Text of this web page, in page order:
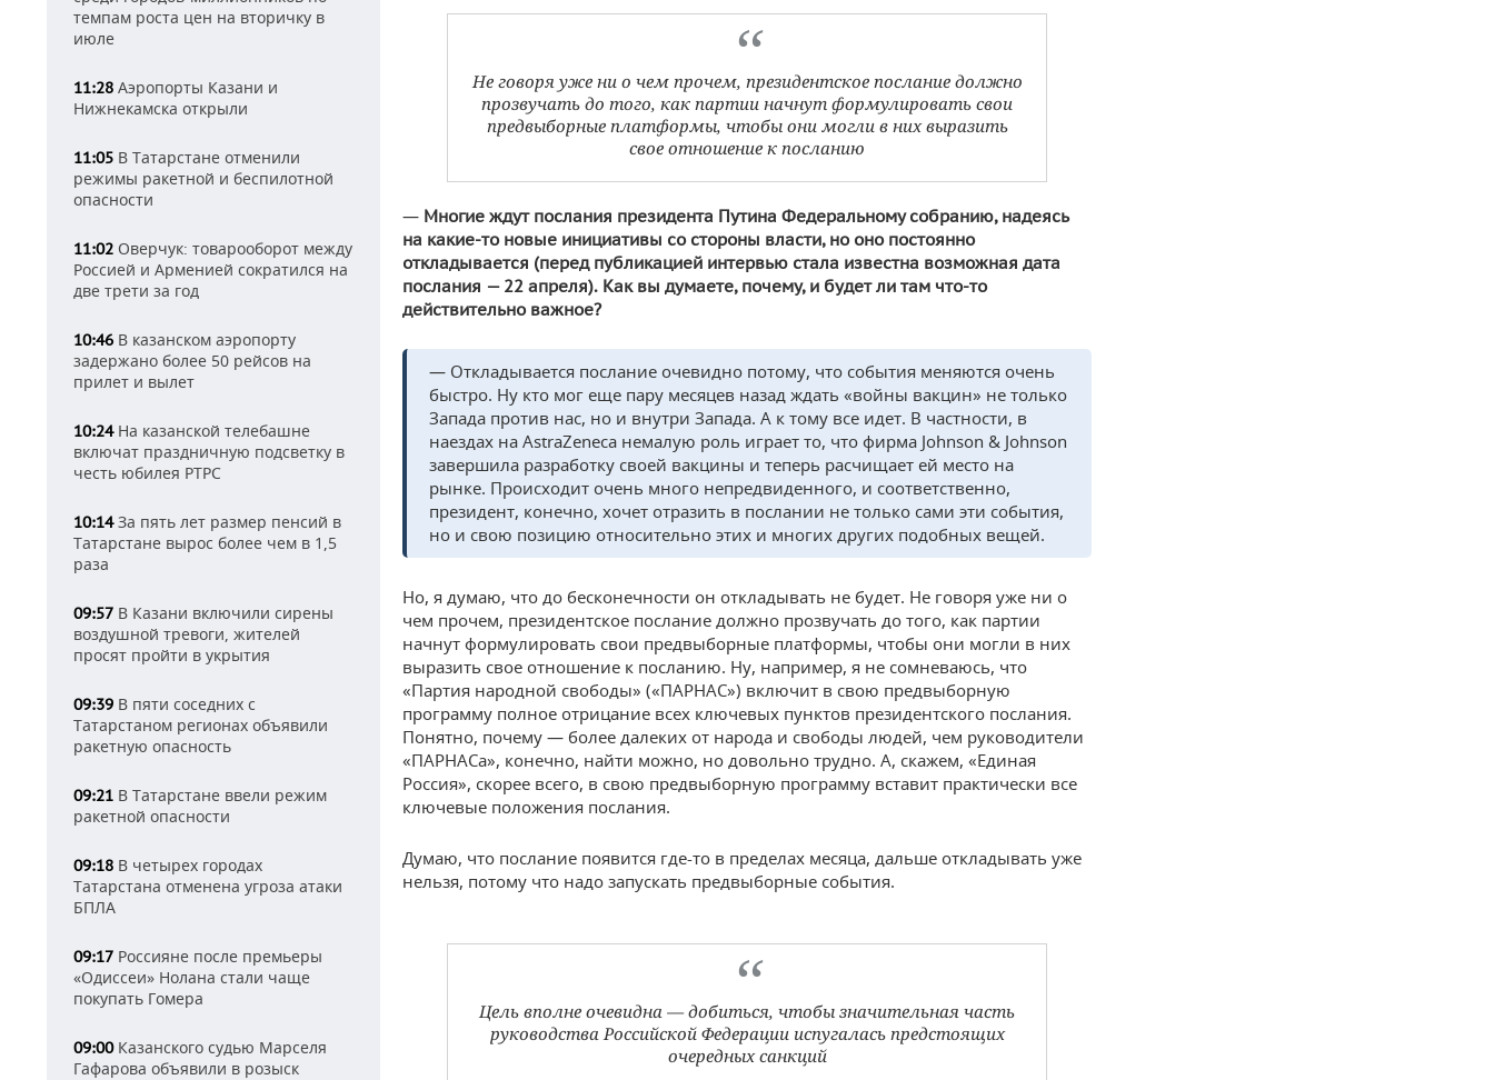
темпам роста цен на вторичку в
июле
11:28 Аэропорты Казани и
Нижнекамска открыли
11:05 В Татарстане отменили
режимы ракетной и беспилотной
опасности
11:02 Оверчук: товарооборот между
Россией и Арменией сократился на
две трети за год
10:46 В казанском аэропорту
задержано более 50 рейсов на
прилет и вылет
10:24На казанской телебашне
включат праздничную подсветку в
честь юбилея РТРС
10:14За пять лет размер пенсий в
Татарстане вырос более чем в 1,5
раза
09:57 В Казани включили сирены
воздушной тревоги, жителей
просят пройти в укрытия
09:39 В пяти соседних с
Татарстаном регионах объявили
ракетную опасность
09:21 В Татарстане ввели режим
ракетной опасности
09:18 В четырех городах
Татарстана отменена угроза атаки
БПЛА
09:17 Россияне после премьеры
«Одиссеи» Нолана стали чаще
покупать Гомера
09:00Казанского судью Марселя
Гафарова объявили в розыск
Не говоря уже ни о чем прочем, президентское послание должно
прозвучать до того, как партии начнут формулировать свои
предвыборные платформы, чтобы они могли в них выразить
свое отношение к посланию
— Многие ждут послания президента Путина Федеральному собранию, надеясь
на какие-то новые инициативы со стороны власти, но оно постоянно
откладывается (перед публикацией интервью стала известна возможная дата
послания — 22 апреля). Как вы думаете, почему, и будет ли там что-то
действительно важное?
— Откладывается послание очевидно потому, что события меняются очень
быстро. Ну кто мог еще пару месяцев назад ждать «войны вакцин» не только
Запада против нас, но и внутри Запада. А к тому все идет. В частности, в
наездах на AstraZeneca немалую роль играет то, что фирма Johnson & Johnson
завершила разработку своей вакцины и теперь расчищает ей место на
рынке. Происходит очень много непредвиденного, и соответственно,
президент, конечно, хочет отразить в послании не только сами эти события,
но и свою позицию относительно этих и многих других подобных вещей.
Но, я думаю, что до бесконечности он откладывать не будет. Не говоря уже ни о
чем прочем, президентское послание должно прозвучать до того, как партии
начнут формулировать свои предвыборные платформы, чтобы они могли в них
выразить свое отношение к посланию. Ну, например, я не сомневаюсь, что
«Партия народной свободы» («ПАРНАС») включит в свою предвыборную
программу полное отрицание всех ключевых пунктов президентского послания.
Понятно, почему — более далеких от народа и свободы людей, чем руководители
«ПАРНАСа», конечно, найти можно, но довольно трудно. А, скажем, «Единая
Россия», скорее всего, в свою предвыборную программу вставит практически все
ключевые положения послания.
Думаю, что послание появится где-то в пределах месяца, дальше откладывать уже
нельзя, потому что надо запускать предвыборные события.
Цель вполне очевидна — добиться, чтобы значительная часть
руководства Российской Федерации испугалась предстоящих
очередных санкций